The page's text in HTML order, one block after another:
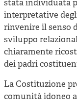
stata individuata
interpretative degli
rinvenire il senso
sviluppo
chiaramente
dei padri
La Costituzione
comunità idoneo